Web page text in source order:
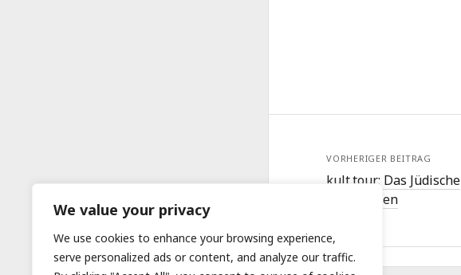
We value your privacy
We use cookies to enhance your browsing experience,
serve personalized ads or content, and analyze our traffic.
VORHERIGER BEITRAG
kult.tour: Das Jüdische
Margareten